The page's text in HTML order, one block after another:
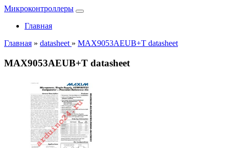
Микроконтроллеры
Главная
Главная » datasheet » MAX9053AEUB+T datasheet
MAX9053AEUB+T datasheet